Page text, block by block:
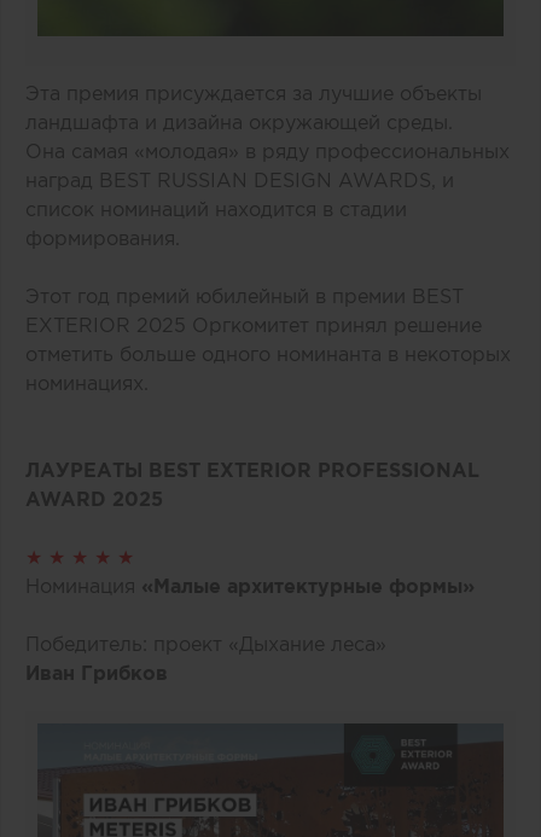
Эта премия присуждается за лучшие объекты
ландшафта и дизайна окружающей среды.
Она самая «молодая» в ряду профессиональных
наград BEST RUSSIAN DESIGN AWARDS, и
список номинаций находится в стадии
формирования.
Этот год премий юбилейный в премии BEST
EXTERIOR 2025 Оргкомитет принял решение
отметить больше одного номинанта в некоторых
номинациях.
ЛАУРЕАТЫ BEST EXTERIOR PROFESSIONAL
AWARD 2025
★ ★ ★ ★ ★
Номинация «Малые архитектурные формы»
Победитель: проект «Дыхание леса»
Иван Грибков